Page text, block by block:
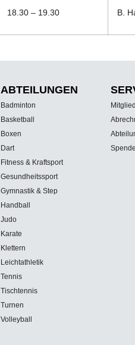
18.30 – 19.30 B.
ABTEILUNGEN
Badminton
Basketball
Boxen
Dart
Fitness & Kraftsport
Gesundheitssport
Gymnastik & Step
Handball
Judo
Karate
Klettern
Leichtathletik
Tennis
Tischtennis
Turnen
Volleyball